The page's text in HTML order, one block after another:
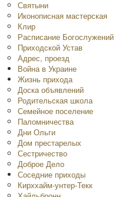
Святыни
Иконописная мастерская
Клир
Расписание Богослужений
Приходской Устав
Адрес, проезд
Война в Украине
Жизнь прихода
Доска объявлений
Родительская школа
Семейное поселение
Паломничества
Дни Ольги
Дом престарелых
Сестричество
Доброе Дело
Соседние приходы
Кирххайм-унтер-Текк